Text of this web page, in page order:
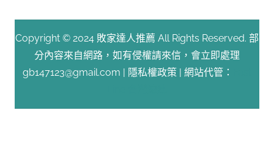
Copyright © 2024 敗家達人推薦 All Rights Reserved. 部
分內容來自網路，如有侵權請來信，會立即處理
gb147123@gmail.com | 隱私權政策 | 網站代管：